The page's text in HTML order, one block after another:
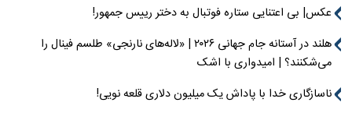
عکس| بی اعتنایی ستاره فوتبال به دختر رییس جمهور!
هلند در آستانه جام جهانی ۲۰۲۶ | «لاله‌های نارنجی» طلسم فینال را
می‌شکنند؟ | امیدواری با اشک
ناسازگاری خدا با پاداش یک میلیون دلاری قلعه نویی!